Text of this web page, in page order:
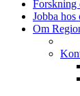
Forskning
Jobba hos
Om